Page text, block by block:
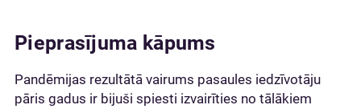
Pieprasījuma kāpums
Pandēmijas rezultātā vairums pasaules iedzīvotāju
pāris gadus ir bijuši spiesti izvairīties no tālākiem